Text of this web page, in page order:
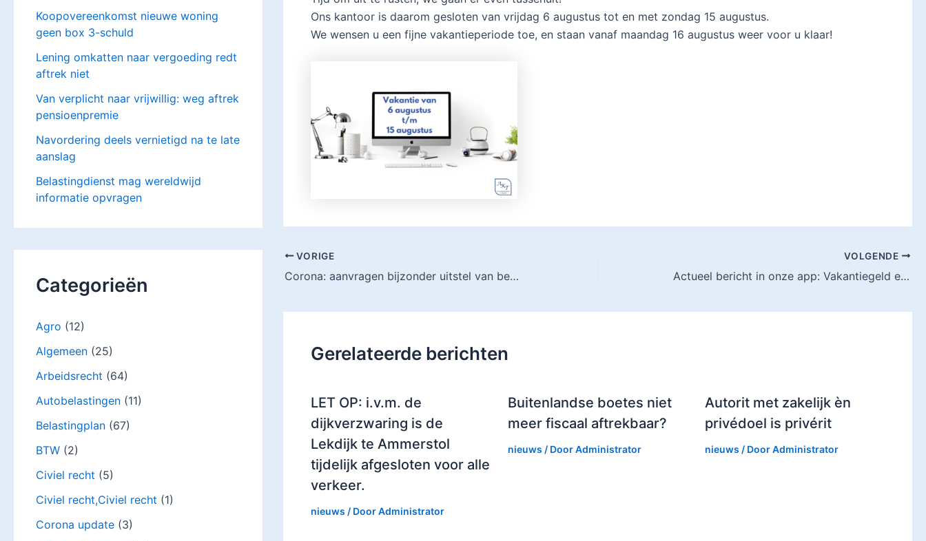
Koopovereenkomst nieuwe woning
geen box 3-schuld
Lening omkatten naar vergoeding redt
aftrek niet
Van verplicht naar vrijwillig: weg aftrek
pensioenpremie
Navordering deels vernietigd na te late
aanslag
Belastingdienst mag wereldwijd
informatie opvragen
Categorieën
Agro (12)
Algemeen (25)
Arbeidsrecht (64)
Autobelastingen (11)
Belastingplan (67)
BTW (2)
Civiel recht (5)
Civiel recht,Civiel recht (1)
Corona update (3)
Ons kantoor is daarom gesloten van vrijdag 6 augustus tot en met zondag 15 augustus.
We wensen u een fijne vakantieperiode toe, en staan vanaf maandag 16 augustus weer voor u klaar!
VORIGE
Corona: aanvragen bijzonder uitstel van betaling stopt
VOLGENDE
Actueel bericht in onze app: Vakantiegeld en overwerkbeloning
Gerelateerde berichten
LET OP: i.v.m. de
dijkverzwaring is de
Lekdijk te Ammerstol
tijdelijk afgesloten voor alle
verkeer.
nieuws / DoorAdministrator
Buitenlandse boetes niet
meer fiscaal aftrekbaar?
nieuws / DoorAdministrator
Autorit met zakelijk èn
privédoel is privérit
nieuws / DoorAdministrator